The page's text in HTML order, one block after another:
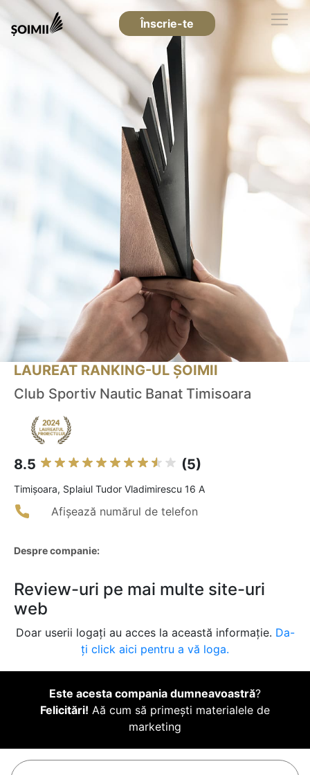
Înscrie-te
LAUREAT RANKING-UL ȘOIMII
Club Sportiv Nautic Banat Timisoara
8.5 (5)
Timişoara, Splaiul Tudor Vladimirescu 16 A
Afișează numărul de telefon
Despre companie:
Review-uri pe mai multe site-uri
web
Doar userii logați au acces la această informație. Da-
ți click aici pentru a vă loga.
Este acesta compania dumneavoastră?
Felicitări! Aă cum să primești materialele de
marketing